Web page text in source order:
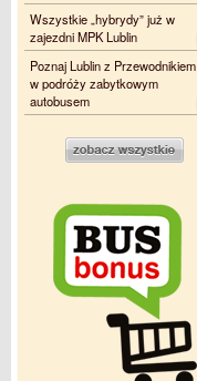
Wszystkie „hybrydy” już w
zajezdni MPK Lublin
Poznaj Lublin z Przewodnikiem
w podróży zabytkowym
autobusem